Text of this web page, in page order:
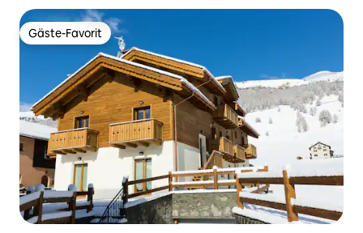
Gäste-Favorit
Gäste-Favorit